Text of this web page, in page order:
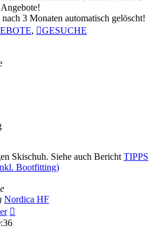
3 Monaten automatisch gelöscht!
,
GESUCHE
Skischuh. Siehe auch BerichtTIPPS
Bootfitting)
Nordica HF